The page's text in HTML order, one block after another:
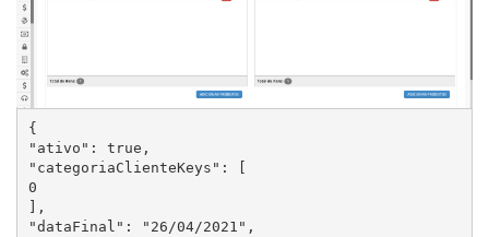
{
"ativo": true,
"categoriaClienteKeys": [
0
],
"dataFinal": "26/04/2021",